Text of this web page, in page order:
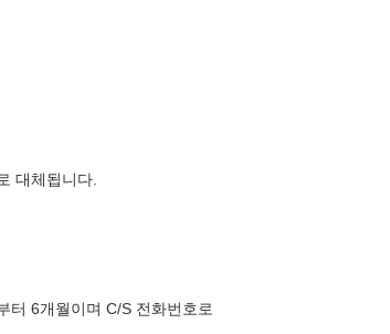
대체됩니다.
터 6개월이며 C/S 전화번호로